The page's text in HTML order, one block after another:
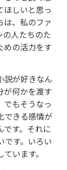
ほしいと思っ
は、私のファ
の人たちのた
めの活力をす
説が好きなん
が何かを渡す
でもそうなっ
できる感情が
です。それに
です。いろい
います。